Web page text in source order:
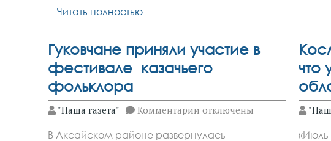
Читать полностью
Гуковчане приняли участие в
фестивале казачьего
фольклора
"Наша газета" Комментариик
записи
отключены
В Аксайском районе развернулась
что